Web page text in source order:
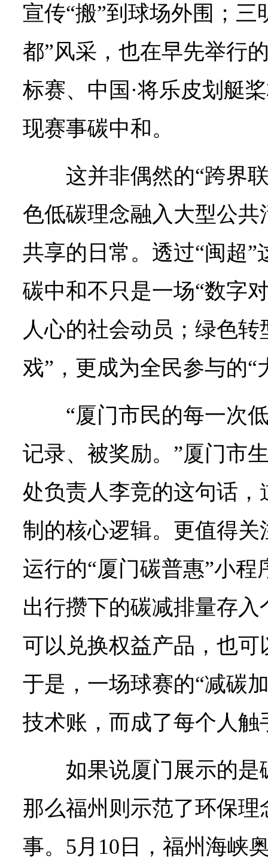
宣传“搬”到球场外围；三
都”风采，也在早先举行
标赛、中国·将乐皮划艇
现赛事碳中和。
这并非偶然的“跨界
色低碳理念融入大型公
共享的日常。透过“闽超
碳中和不只是一场“数字
人心的社会动员；绿色
戏”，更成为全民参与的“
“厦门市民的每一次
记录、被奖励。”厦门市
处负责人李竞的这句话
制的核心逻辑。更值得
运行的“厦门碳普惠”小
出行攒下的碳减排量存
可以兑换权益产品，也
于是，一场球赛的“减碳
技术账，而成了每个人
如果说厦门展示的
那么福州则示范了环保理
事。5月10日，福州海峡